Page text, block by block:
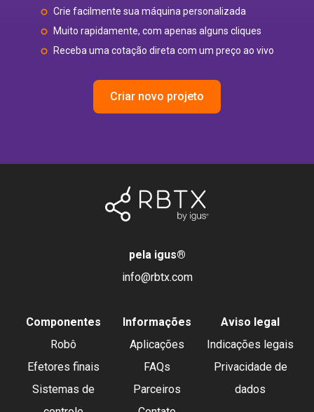
Crie facilmente sua máquina personalizada
Muito rapidamente, com apenas alguns cliques
Receba uma cotação direta com um preço ao vivo
Criar novo projeto
pela igus®
info@rbtx.com
Componentes
Robô
Efetores finais
Sistemas de
Informações
Aplicações
FAQs
Parceiros
Aviso legal
Indicações legais
Privacidade de
dados